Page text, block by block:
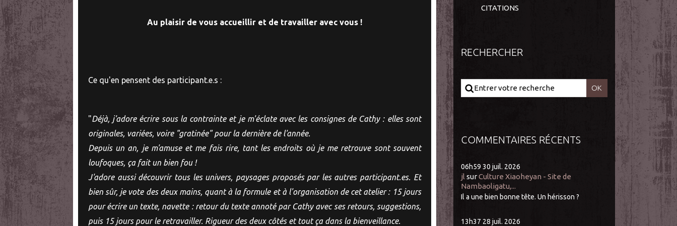
Au plaisir de vous accueillir et de travailler avec vous !
Ce qu'en pensent des participant.e.s :
"Déjà, j'adore écrire sous la contrainte et je m'éclate avec les consignes de Cathy : elles sont
originales, variées, voire "gratinée" pour la dernière de l'année.
Depuis un an, je m'amuse et me fais rire, tant les endroits où je me retrouve sont souvent
loufoques, ça fait un bien fou !
J'adore aussi découvrir tous les univers, paysages proposés par les autres participant.es. Et
bien sûr, je vote des deux mains, quant à la formule et à l'organisation de cet atelier : 15 jours
pour écrire un texte, navette : retour du texte annoté par Cathy avec ses retours, suggestions,
puis 15 jours pour le retravailler. Rigueur des deux côtés et tout ça dans la bienveillance.
CITATIONS
RECHERCHER
COMMENTAIRES RÉCENTS
06h59 30 juil. 2026
jl surCulture Xiaoheyan - Site de
Nambaoligatu,...
Il a une bien bonne tête. Un hérisson ?
13h37 28 juil. 2026